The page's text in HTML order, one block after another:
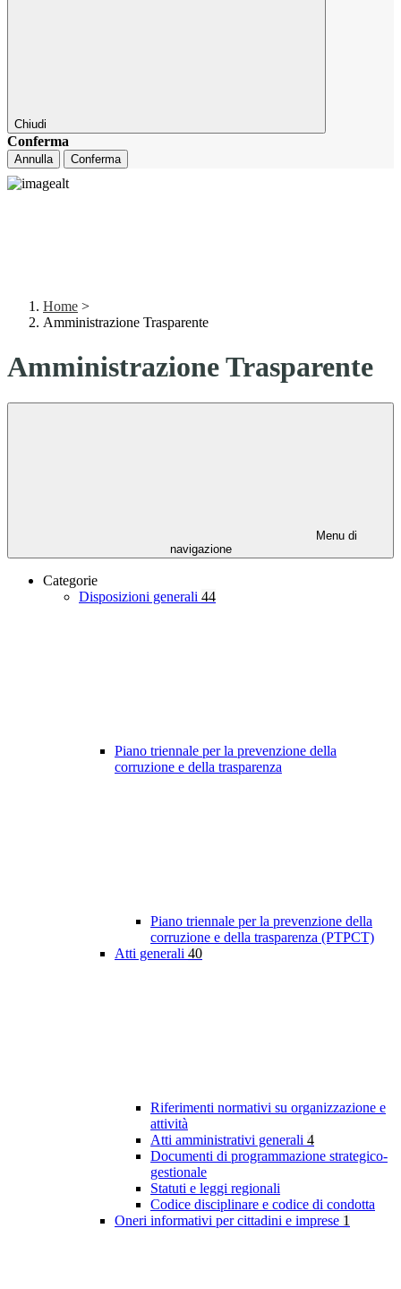
Chiudi
Conferma
Annulla Conferma
Home >
Amministrazione Trasparente
Amministrazione Trasparente
Menu di
navigazione
Categorie
Disposizioni generali 44
Piano triennale per la prevenzione della
corruzione e della trasparenza
Piano triennale per la prevenzione della
corruzione e della trasparenza (PTPCT)
Atti generali 40
Riferimenti normativi su organizzazione e
attività
Atti amministrativi generali 4
Documenti di programmazione strategico-
gestionale
Statuti e leggi regionali
Codice disciplinare e codice di condotta
Oneri informativi per cittadini e imprese 1